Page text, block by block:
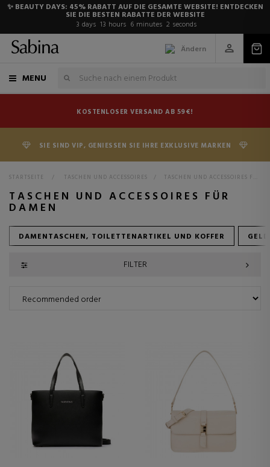
✨ BEAUTY DAYS: 45% RABATT AUF DIE GESAMTE WEBSITE! ENTDECKEN
SIE DIE BESTEN RABATTE DER WEBSITE
3 days 13 hours 6 minutes 1 second
Ändern
MENU
KOSTENLOSER VERSAND AB 59€!
SIE SIND VIP, GENIESSEN SIE IHRE EXKLUSIVE MARKEN
STARTSEITE > TASCHEN UND ACCESSOIRES > TASCHEN UND ACCESSOIRES FÜR DAMEN
TASCHEN UND ACCESSOIRES FÜR
DAMEN
DAMENTASCHEN, TOILETTENARTIKEL UND KOFFER
FILTER